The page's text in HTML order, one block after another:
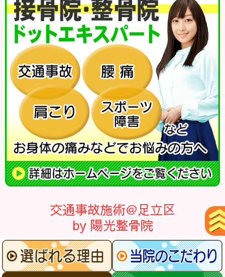
交通事故施術＠足立区
by 陽光整骨院